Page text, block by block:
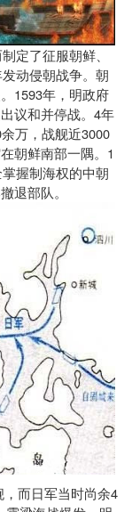
定了征服朝鲜、
发动侵朝战争。朝
1593年，明政府
议和并停战。 4年
余万，战舰近3000
朝鲜南部一隅。 1
握制海权的中朝
退部队。
，而日军当时尚余4